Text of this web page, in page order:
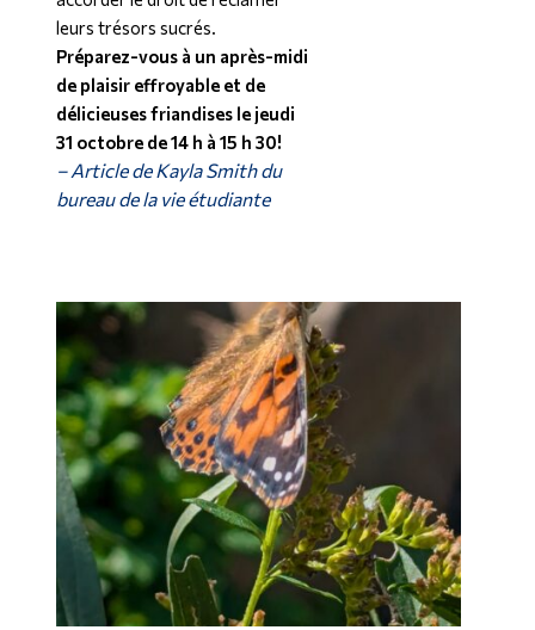
leurs trésors sucrés.
Préparez-vous à un après-midi
de plaisir effroyable et de
délicieuses friandises le jeudi
31 octobre de 14 h à 15 h 30!
– Article de Kayla Smith du
bureau de la vie étudiante